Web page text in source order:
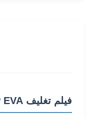
فيلم تغليف BOPP EVA - لفة تغليف حراري ناعم مع معالجة كورونا مزدوجة الجوانب